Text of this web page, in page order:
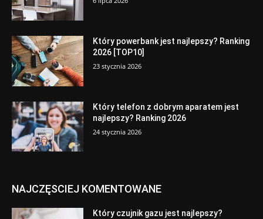
Który powerbank jest najlepszy? Ranking
2026 [TOP10]
23 stycznia 2026
Który telefon z dobrym aparatem jest
najlepszy? Ranking 2026
24 stycznia 2026
NAJCZĘSCIEJ KOMENTOWANE
Który czujnik gazu jest najlepszy?